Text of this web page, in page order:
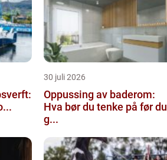
30 juli 2026
Oppussing av baderom:
Hva bør du tenke på før du
g...